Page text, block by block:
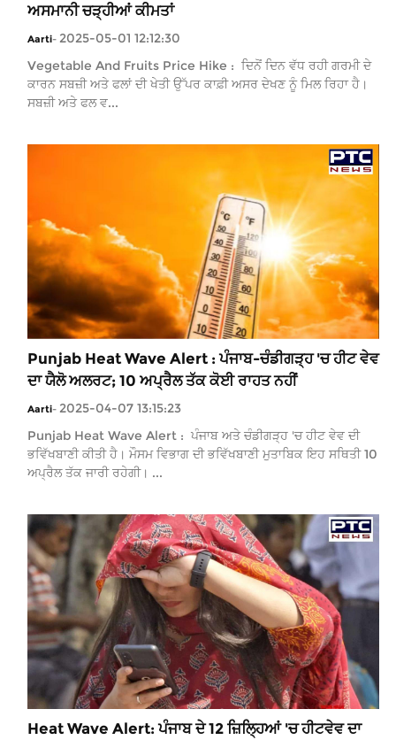
ਅਸਮਾਨੀ ਚੜ੍ਹੀਆਂ ਕੀਮਤਾਂ
Aarti- 2025-05-01 12:12:30
Vegetable And Fruits Price Hike : ਦਿਨੋਂ ਦਿਨ ਵੱਧ ਰਹੀ ਗਰਮੀ ਦੇ
ਕਾਰਨ ਸਬਜ਼ੀ ਅਤੇ ਫਲਾਂ ਦੀ ਖੇਤੀ ਉੱਪਰ ਕਾਫ਼ੀ ਅਸਰ ਦੇਖਣ ਨੂੰ ਮਿਲ ਰਿਹਾ ਹੈ।
ਸਬਜ਼ੀ ਅਤੇ ਫਲ ਵ...
Punjab Heat Wave Alert : ਪੰਜਾਬ-ਚੰਡੀਗੜ੍ਹ 'ਚ ਹੀਟ ਵੇਵ
ਦਾ ਯੈਲੋ ਅਲਰਟ; 10 ਅਪ੍ਰੈਲ ਤੱਕ ਕੋਈ ਰਾਹਤ ਨਹੀਂ
Aarti- 2025-04-07 13:15:23
Punjab Heat Wave Alert : ਪੰਜਾਬ ਅਤੇ ਚੰਡੀਗੜ੍ਹ 'ਚ ਹੀਟ ਵੇਵ ਦੀ
ਭਵਿੱਖਬਾਣੀ ਕੀਤੀ ਹੈ। ਮੌਸਮ ਵਿਭਾਗ ਦੀ ਭਵਿੱਖਬਾਣੀ ਮੁਤਾਬਿਕ ਇਹ ਸਥਿਤੀ 10
ਅਪ੍ਰੈਲ ਤੱਕ ਜਾਰੀ ਰਹੇਗੀ। ...
Heat Wave Alert: ਪੰਜਾਬ ਦੇ 12 ਜ਼ਿਲ੍ਹਿਆਂ 'ਚ ਹੀਟਵੇਵ ਦਾ